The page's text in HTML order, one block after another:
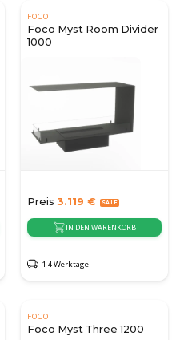
FOCO
Foco Myst Room Divider
1000
Preis 3.119 €
IN DEN WARENKORB
1-4 Werktage
FOCO
Foco Myst Three 1200